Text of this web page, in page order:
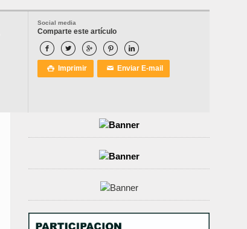
Social media
Comparte este artículo
    
 Imprimir ✉ Enviar E-mail